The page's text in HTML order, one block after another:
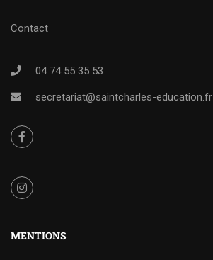
Contact
04 74 55 35 53
secretariat@saintcharles-education.fr
MENTIONS